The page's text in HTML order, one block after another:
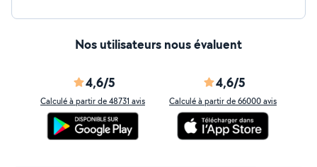
Nos utilisateurs nous évaluent
4,6/5
Calculé à partir de 48731 avis
4,6/5
Calculé à partir de 66000 avis